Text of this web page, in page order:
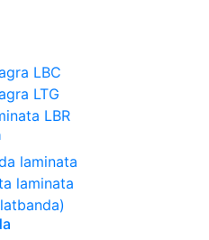
LBC
LTG
LBR
laminata
laminata